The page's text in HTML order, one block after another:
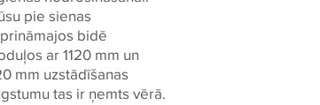
pie sienas
bidē
ar 1120 mm un
mm uzstādīšanas
tas ir ņemts vērā.